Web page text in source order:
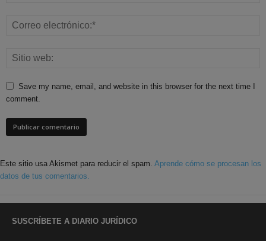
Save my name, email, and website in this browser for the next time I
comment.
Este sitio usa Akismet para reducir el spam. Aprende cómo se procesan los
datos de tus comentarios.
SUSCRÍBETE A DIARIO JURÍDICO